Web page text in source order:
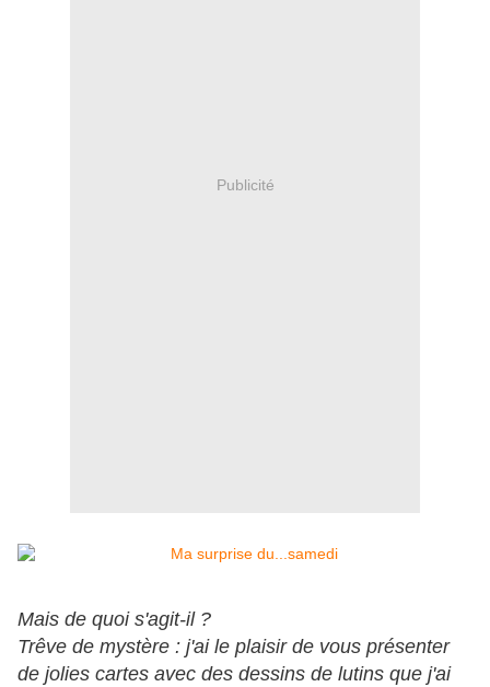
Publicité
Mais de quoi s'agit-il ?
Trêve de mystère : j'ai le plaisir de vous présenter
de jolies cartes avec des dessins de lutins que j'ai